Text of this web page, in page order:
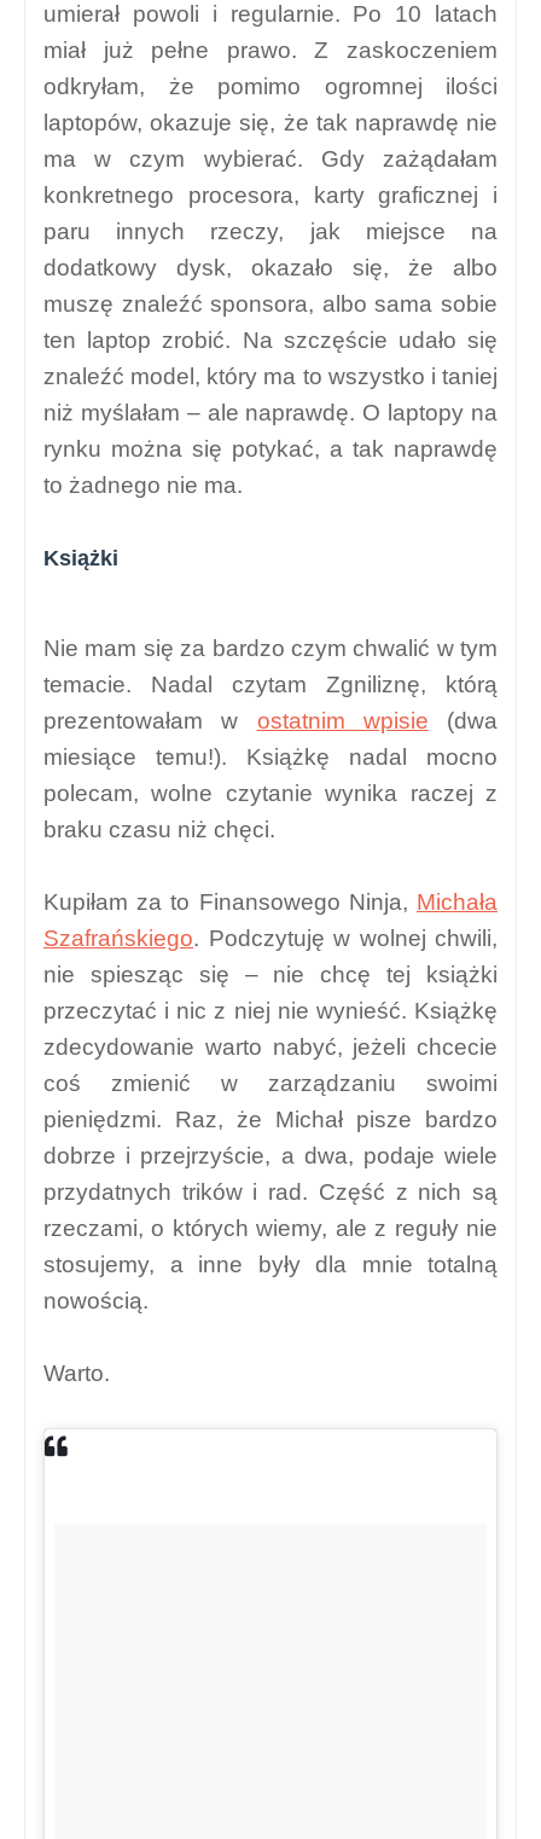
umierał powoli i regularnie. Po 10 latach
miał już pełne prawo. Z zaskoczeniem
odkryłam, że pomimo ogromnej ilości
laptopów, okazuje się, że tak naprawdę nie
ma w czym wybierać. Gdy zażądałam
konkretnego procesora, karty graficznej i
paru innych rzeczy, jak miejsce na
dodatkowy dysk, okazało się, że albo
muszę znaleźć sponsora, albo sama sobie
ten laptop zrobić. Na szczęście udało się
znaleźć model, który ma to wszystko i taniej
niż myślałam – ale naprawdę. O laptopy na
rynku można się potykać, a tak naprawdę
to żadnego nie ma.
Książki
Nie mam się za bardzo czym chwalić w tym
temacie. Nadal czytam Zgniliznę, którą
prezentowałam w ostatnim wpisie (dwa
miesiące temu!). Książkę nadal mocno
polecam, wolne czytanie wynika raczej z
braku czasu niż chęci.
Kupiłam za to Finansowego Ninja, Michała
Szafrańskiego. Podczytuję w wolnej chwili,
nie spiesząc się – nie chcę tej książki
przeczytać i nic z niej nie wynieść. Książkę
zdecydowanie warto nabyć, jeżeli chcecie
coś zmienić w zarządzaniu swoimi
pieniędzmi. Raz, że Michał pisze bardzo
dobrze i przejrzyście, a dwa, podaje wiele
przydatnych trików i rad. Część z nich są
rzeczami, o których wiemy, ale z reguły nie
stosujemy, a inne były dla mnie totalną
nowością.
Warto.